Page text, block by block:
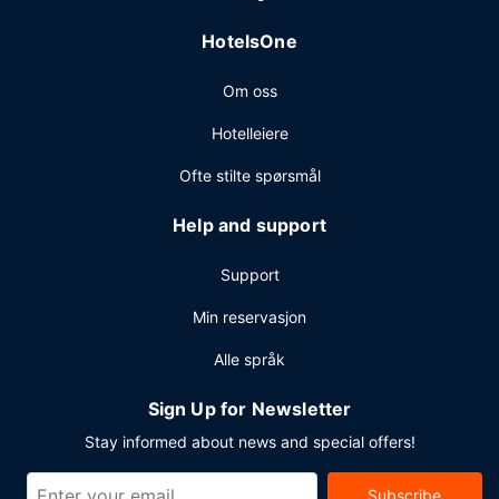
HotelsOne
Om oss
Hotelleiere
Ofte stilte spørsmål
Help and support
Support
Min reservasjon
Alle språk
Sign Up for Newsletter
Stay informed about news and special offers!
Subscribe